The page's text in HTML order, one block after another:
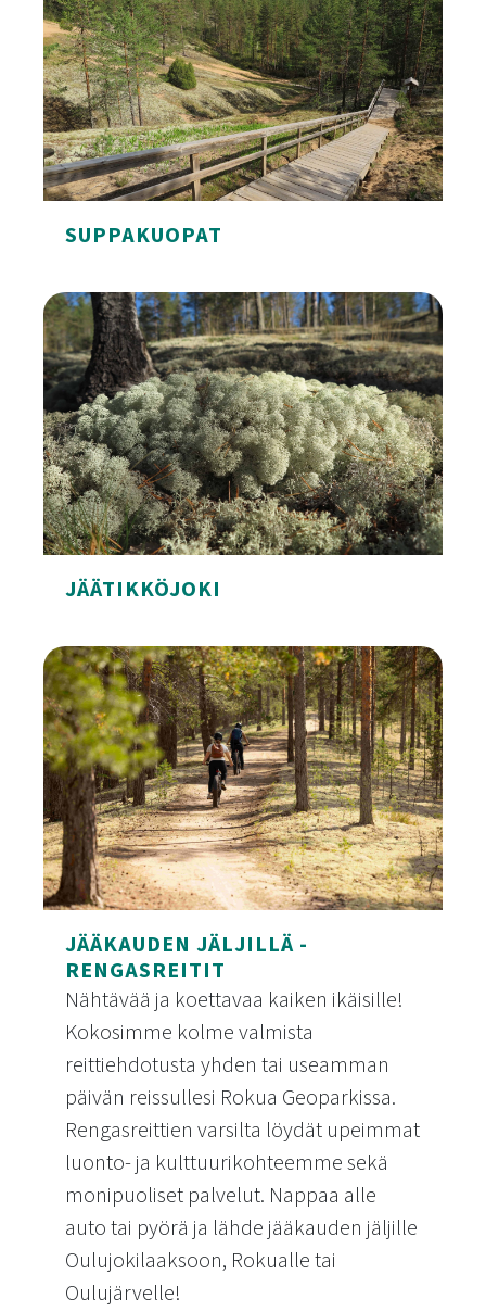
SUPPAKUOPAT
Suppakuopat
JÄÄTIKKÖJOKI
Jäätikköjoki
JÄÄKAUDEN JÄLJILLÄ -
RENGASREITIT
Nähtävää ja koettavaa kaiken ikäisille!
Kokosimme kolme valmista
reittiehdotusta yhden tai useamman
päivän reissullesi Rokua Geoparkissa.
Rengasreittien varsilta löydät upeimmat
luonto- ja kulttuurikohteemme sekä
monipuoliset palvelut. Nappaa alle
auto tai pyörä ja lähde jääkauden jäljille
Oulujokilaaksoon, Rokualle tai
Oulujärvelle!